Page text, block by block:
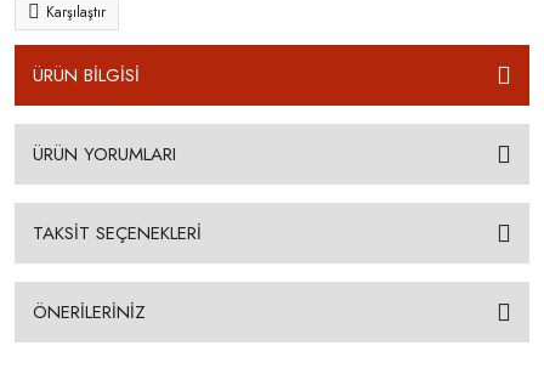
Karşılaştır
ÜRÜN BİLGİSİ
ÜRÜN YORUMLARI
TAKSİT SEÇENEKLERİ
ÖNERİLERİNİZ